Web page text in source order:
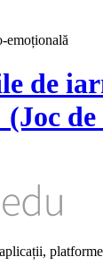
emoțională
de
(Joc